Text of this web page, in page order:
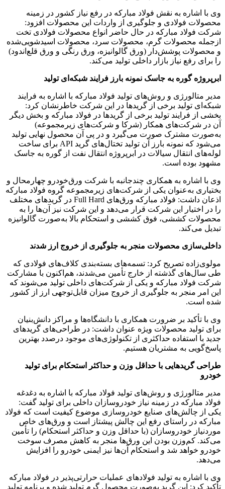
وی با اشاره به نقش فولاد مبارکه در رفع نیاز کشور در زمینه
محصولات فولادی و جلوگیری از واردات این محصولات افزود:
شرکت فولاد مبارکه در حال حاضر انواع محصولات فولادی تخت
ازجمله محصولات گرم، محصولات سرد، محصولات اسیدشویی‌شده
و محصولات پوشش‌دار (ورق گالوانیزه، ورق رنگی و ورق قلع‌اندود)
را برای رفع نیاز بازار داخلی تولید می‌کند.
ابرپروژه گوره به جاسک نمونه بارز فرایند شبکه‌ای تولید
مدیر متالورژی و روش‌های تولید فولاد مبارکه با اشاره به فرایند
شبکه‌ای تولید برخی از گریدها در این شرکت خاطرنشان کرد:
بخشی از فرایند تولید برخی از گریدها در فولاد مبارکه و بخش دیگر
آن در شرکت‌های همکار (شرکا و شرکت‌های زیرمجموعه)
به‌صورت مشترک صورت می‌گیرد و در پی آن محصول نهایی تولید
می‌شود که نمونه بارز آن تولید تختال‌های گرید API برای ساخت
لوله‌های انتقال سیالات در ابرپروژه انتقال نفت از گوره به جاسک
مشهود بوده است.
وی با اشاره به همکاری چندجانبه با شرکت ورق‌خودرو چهارمحال و
بختیاری به‌عنوان یکی از شرکت‌های زیرمجموعه گروه فولاد مبارکه
اذعان داشت: فولاد مبارکه ورق‌های Full Hard در گریدهای مختلف
را در اختیار این شرکت قرار می‌دهد و این شرکت نیز آن‌ها را به
محصولات کششی، فوق کششی و استحکام بالا به‌صورت گالوانیزه
تبدیل می‌کند.
داخلی‌سازی محصولات منجر به جلوگیری از خروج ارز شدند
مولوی‌زاده تصریح کرد: تسمه‌های بسته‌بندی کلاف‌های فولادی که
طی سال‌های گذشته از خارج تأمین می‌شدند، هم‌اکنون با مشارکت
شرکت فولاد مبارکه و یکی از شرکت‌های داخلی تولید می‌شوند که
این امر منجر به جلوگیری از خروج میزان قابل‌توجهی ارز از کشور
شده است.
وی با تأکید بر ضرورت همکاری با دانشگاه‌ها و مراکز دانش‌بنیان
برای تولید محصولات ویژه عنوان داشت: در طراحی‌های گریدهای
جدید با استفاده حداکثری از تکنولوژی‌های موجود درصدد بهترین
پاسخ‌گویی به مشتریان هستیم.
طراحی گریدهایی با حداقل وزن و حداکثر استحکام برای تولید
خودرو
مدیر متالورژی و روش‌های تولید فولاد مبارکه با اشاره به دغدغه
فولاد مبارکه در زمینه نیاز خودروسازان داخلی برای تولید گفت:
یکی از چالش‌های صنایع خودروسازی موضوع کیفیت است که فولاد
مبارکه در راستای رفع این چالش پیشتاز است و ورق‌های خاص
موردنیاز خودروسازان (با حداقل وزن و حداکثر استحکام) را تأمین
می‌کند. کم‌وزن بودن این ورق‌ها منجر به کاهش مصرف سوخت
خودرو خواهد شد و استحکام آن‌ها نیز ایمنی خودرو را افزایش
می‌دهد.
وی با اشاره به تولید فولادهای عملیات‌ حرارتی‌پذیر در فولاد مبارکه
تأکید کرد: این گرید به‌صورت محصول گرم تولید شده و برنامه تولید